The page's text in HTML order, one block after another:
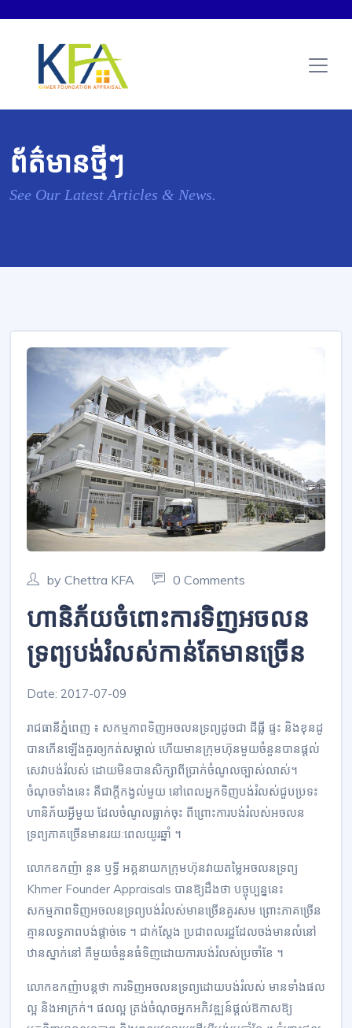
ព័ត៌មានថ្មីៗ
See Our Latest Articles & News.
by Chettra KFA 0 Comments
ហានិភ័យ​ចំពោះ​ការ​ទិញ​អចលន
ទ្រព្យ​បង់​រំលស់​កាន់តែ​មាន​ច្រើន
Date: 2017-07-09
រាជធានី​ភ្នំពេញ ៖ សកម្មភាព​ទិញ​អចលនទ្រព្យ​ដូច​ជា ដីធ្លី ផ្ទះ និង​ខុន​ដូ
បាន​កើនឡើង​គួរ​ឲ្យ​កត់សម្គាល់ ហើយ​មាន​ក្រុមហ៊ុន​មួយ​ចំនួន​បាន​ផ្ដល់​
សេវា​បង់​រំលស់ ដោយ​មិន​បាន​សិក្សា​ពី​ប្រាក់​ចំណូល​ច្បាស់លាស់​។
ចំណុច​ទាំងនេះ គឺជា​ក្ដី​កង្វល់​មួយ នៅ​ពេល​អ្នកទិញ​បង់​រំលស់​ជួប​ប្រទះ​
ហានិភ័យ​អ្វីមួយ ដែល​ចំណូល​ធ្លាក់​ចុះ ពីព្រោះ​ការ​បង់​រំលស់​អចលន
ទ្រព្យ​ភាគច្រើន​មាន​រយៈពេល​យូរ​ឆ្នាំ ។
លោក​ឧកញ៉ា នួន ឫ​ទ្ធី អគ្គនាយក​ក្រុមហ៊ុន​វាយតម្លៃ​អចលនទ្រព្យ
Khmer Founder Appraisals បានឱ្យ​ដឹង​ថា បច្ចុប្បន្ន​នេះ
សកម្មភាព​ទិញ​អចលនទ្រព្យ​បង់​រំលស់​មាន​ច្រើន​គួរសម ព្រោះ​ភាគច្រើន​
គ្មាន​លទ្ធភាព​បង់​ផ្ដាច់​ទេ ។ ជាក់ស្ដែង ប្រជាពលរដ្ឋ​ដែល​ចង់​មាន​លំនៅ​
ឋាន​ស្នាក់​នៅ គឺ​មួយ​ចំនួន​ធំ​ទិញ​ដោយ​ការ​បង់​រំលស់​ប្រចាំខែ ។
លោក​ឧកញ៉ា​បន្ត​ថា ការ​ទិញ​អចលនទ្រព្យ​ដោយ​បង់​រំលស់ មាន​ទាំង​ផល​
ល្អ និង​អាក្រក់​។ ផល​ល្អ ត្រង់​ចំណុច​អ្នក​អភិវឌ្ឍន៍​ផ្ដល់​ឱកាស​ឱ្យ​